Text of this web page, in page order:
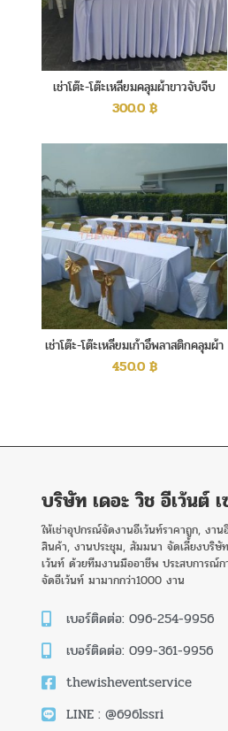
เช่าโต๊ะ-โต๊ะเหลี่ยมคลุมผ้าขาวจับจีบ
300.0 ฿
เช่าโต๊ะ-โต๊ะเหลี่ยมเก้าอี้พลาสติกคลุมผ้า
ขาวโบว์สีทอง
450.0 ฿
บริษัท เดอะ วิช อีเว้นต์
ให้เช่าอุปกรณ์จัดงานอีเว้นท์ราคาถูก, งา
สินค้า, งานประชุม, สัมมนา จัดเลี้ยงบริษั
เว้นท์ ด้วยทีมงานมืออาชีพ ประสบการณ์ก
จัดอีเว้นท์ มามากกว่า1000 งาน
เบอร์ติดต่อ: 096-254-9956
เบอร์ติดต่อ: 099-361-9956
thewisheventservice
LINE : @696lssri